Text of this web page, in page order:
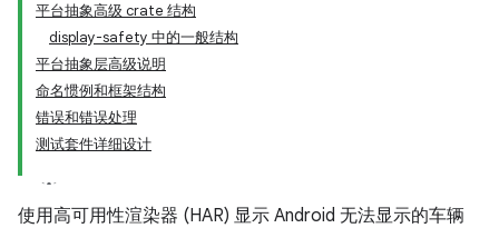
平台抽象高级 crate 结构
display-safety 中的一般结构
平台抽象层高级说明
命名惯例和框架结构
错误和错误处理
测试套件详细设计
使用高可用性渲染器 (HAR) 显示 Android 无法显示的车辆